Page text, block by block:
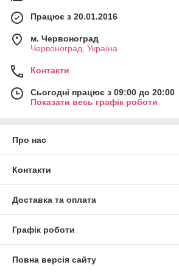
Працює з 20.01.2016
м. Червоноград
Червоноград, Україна
Контакти
Сьогодні працює з 09:00 до 20:00
Показати весь графік роботи
Про нас
Контакти
Доставка та оплата
Графік роботи
Повна версія сайту